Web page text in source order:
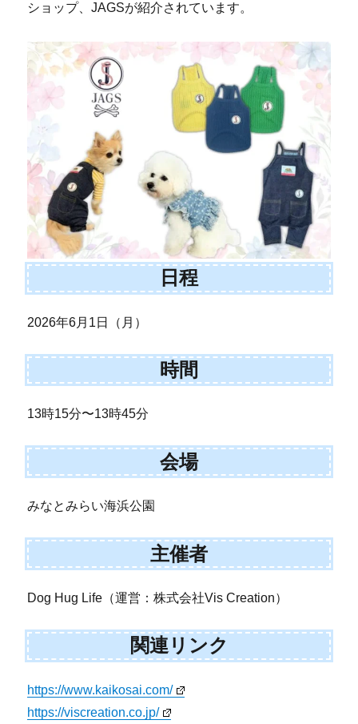
ショップ、JAGSが紹介されています。
日程
2026年6月1日（月）
時間
13時15分〜13時45分
会場
みなとみらい海浜公園
主催者
Dog Hug Life（運営：株式会社Vis Creation）
関連リンク
https://www.kaikosai.com/
https://viscreation.co.jp/